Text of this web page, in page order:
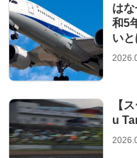
は
和5
いと
【
u